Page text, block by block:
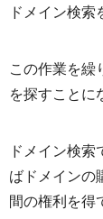
ドメイン検索
この作業を繰
を探すことに
ドメイン検
ばドメインの
間の権利を得